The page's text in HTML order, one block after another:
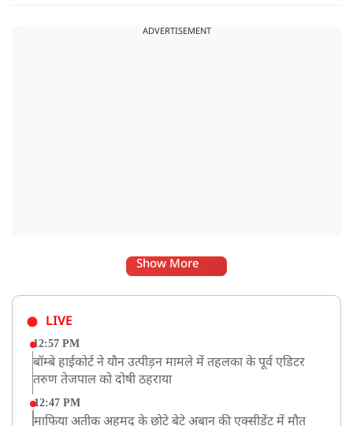
ADVERTISEMENT
Show More
LIVE
12:57 PM
बॉम्बे हाईकोर्ट ने यौन उत्पीड़न मामले में तहलका के पूर्व एडिटर
तरुण तेजपाल को दोषी ठहराया
12:47 PM
माफिया अतीक अहमद के छोटे बेटे अबान की एक्सीडेंट में मौत